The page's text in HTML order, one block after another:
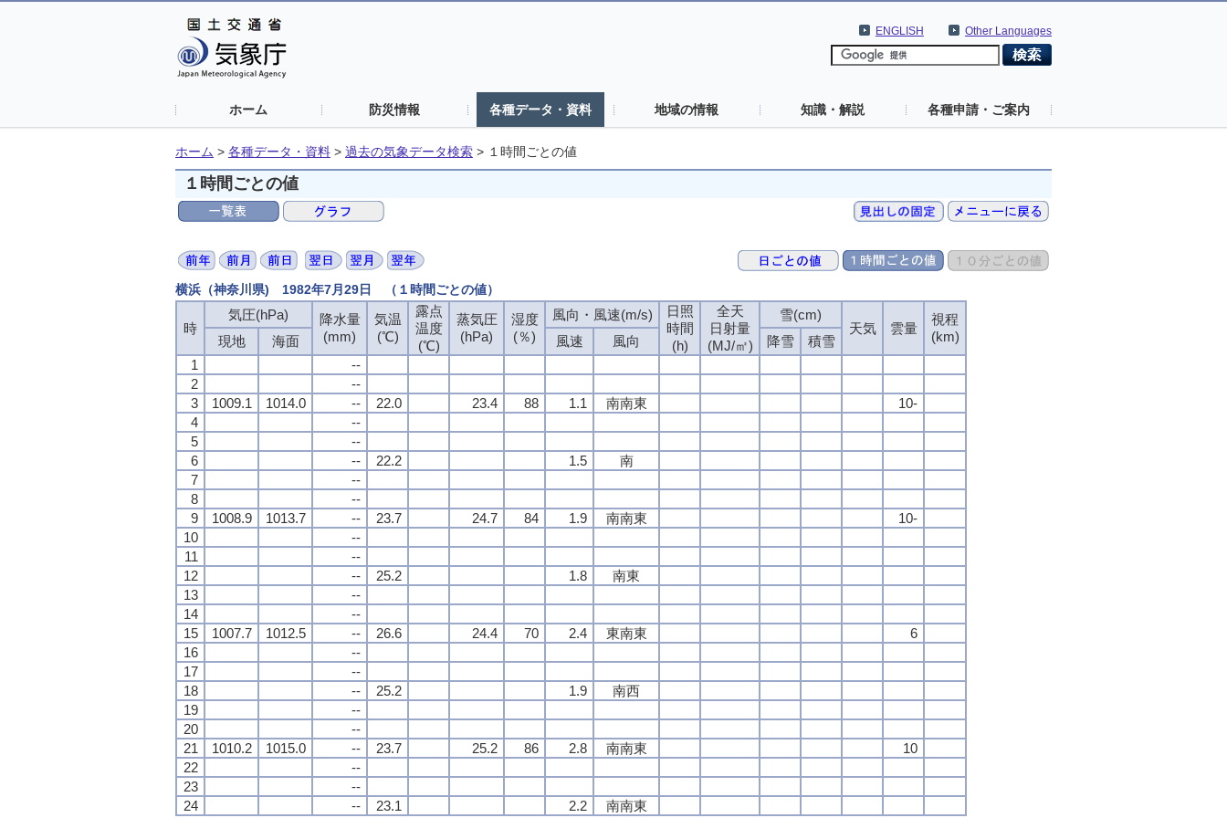
Other Languages
ENGLISH
ホーム 防災情報 各種データ・資料 地域の情報 知識・解説 各種申請・ご案内
ホーム > 各種データ・資料 > 過去の気象データ検索 > １時間ごとの値
１時間ごとの値
横浜（神奈川県) 1982年7月29日 （１時間ごとの値）
時
気圧(hPa)
降水量
(mm)
気温
(℃)
露点
温度
(℃)
蒸気圧
(hPa)
湿度
(％)
風向・風速(m/s)
日照
時間
(h)
全天
日射量
(MJ/㎡)
雪(cm)
天気
雲量
視程
(km)
現地 海面 風速 風向 降雪
積雪
1
--
2
--
3
1009.1 1014.0 -- 22.0 23.4 88 1.1 南南東
10-
4
--
5
--
6
-- 22.2 1.5
南
7
--
8
--
9
1008.9 1013.7 -- 23.7 24.7 84 1.9 南南東
10-
10
--
11
--
12
-- 25.2 1.8
南東
13
--
14
--
15
1007.7 1012.5 -- 26.6 24.4 70 2.4 東南東
6
16
--
17
--
18
-- 25.2 1.9
南西
19
--
20
--
21
1010.2 1015.0 -- 23.7 25.2 86 2.8 南南東
10
22
--
23
--
24
-- 23.1 2.2 南南東